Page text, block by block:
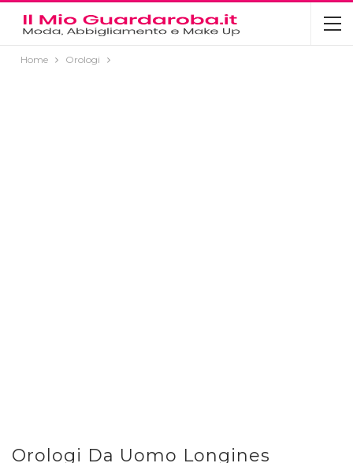
Home Orologi
Orologi Da Uomo Longines